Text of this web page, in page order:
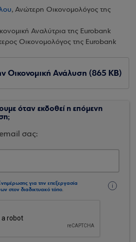
, Ανώτερη Οικονομολόγος της
Αναλύτρια της Eurobank
Οικονομολόγος της Eurobank
Οικονομική Ανάλυση (865 KB)
όταν εκδοθεί η επόμενη
σας:
για την επεξεργασία
στον διαδικτυακό τόπο.